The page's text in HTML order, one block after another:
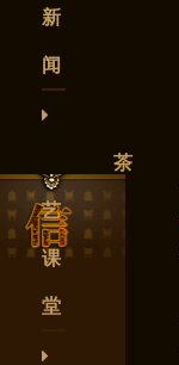
新
闻
茶
艺
课
堂